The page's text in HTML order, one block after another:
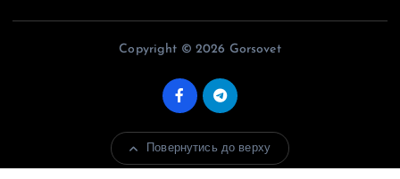
Copyright © 2026 Gorsovet
Повернутись до верху